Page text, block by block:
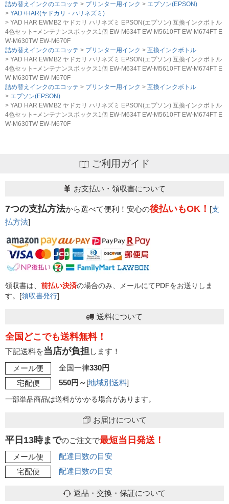
詰め替えインクのエコッテ
プリンター用インク
エプソン(EPSON)
YAD+HAR(ヤドカリ・ハリネズミ)
YAD HAR EWMB2 ヤドカリ ハリネズミ EPSON(エプソン) 互換インクボトル
4色セット+メンテナンスボックス1個 EW-M634T EW-M5610FT EW-M674FT E
W-M630TW EW-M670F
詰め替えインクのエコッテ
プリンター用インク
互換インクボトル
YAD HAR EWMB2 ヤドカリ ハリネズミ EPSON(エプソン) 互換インクボトル
4色セット+メンテナンスボックス1個 EW-M634T EW-M5610FT EW-M674FT E
W-M630TW EW-M670F
詰め替えインクのエコッテ
プリンター用インク
互換インクボトル
エプソン(EPSON)
YAD HAR EWMB2 ヤドカリ ハリネズミ EPSON(エプソン) 互換インクボトル
4色セット+メンテナンスボックス1個 EW-M634T EW-M5610FT EW-M674FT E
W-M630TW EW-M670F
ご利用ガイド
お支払い・領収書について
7つの支払方法から選べて便利！安心の後払いもOK！ [支
払方法]
領収書は、 前払い決済の場合のみ、メールにてPDFをお送りしま
す。[領収書発行]
送料について
全国どこでも送料無料！
下記送料を当店が負担します！
メール便
全国一律330円
宅配便
550円～[地域別送料]
一部単品商品は送料がかかる場合があります。
お届けについて
平日13時までのご注文で最短当日発送！
メール便
配達日数の目安
宅配便
配達日数の目安
返品・交換・保証について